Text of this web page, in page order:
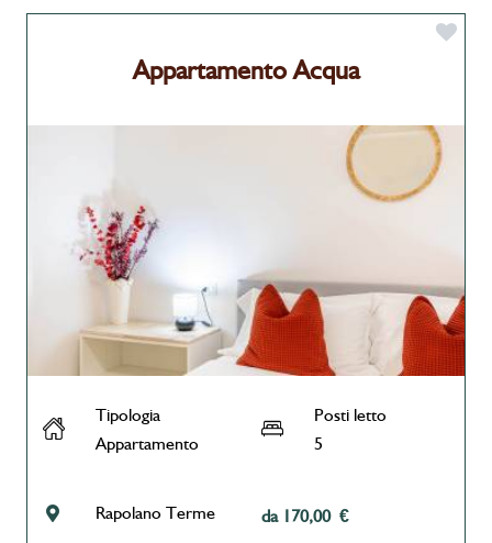
Appartamento Acqua
Tipologia
Appartamento
Posti letto
5
Rapolano Terme da 170,00 €